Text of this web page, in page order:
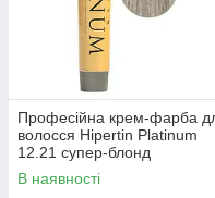
Професійна крем-фарба
волосся Hipertin Platinum
12.21 супер-блонд
перламутрово-попелястий
інтенсивний
В наявності